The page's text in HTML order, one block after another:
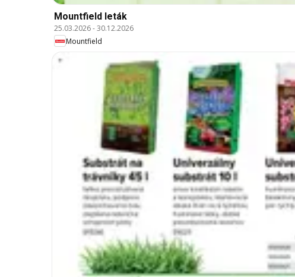
Mountfield leták
25.03.2026-30.12.2026
Mountfield